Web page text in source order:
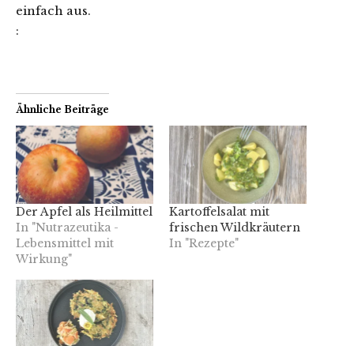
einfach aus.
:
Ähnliche Beiträge
Der Apfel als Heilmittel
In "Nutrazeutika -
Lebensmittel mit
Wirkung"
Kartoffelsalat mit
frischen Wildkräutern
In "Rezepte"